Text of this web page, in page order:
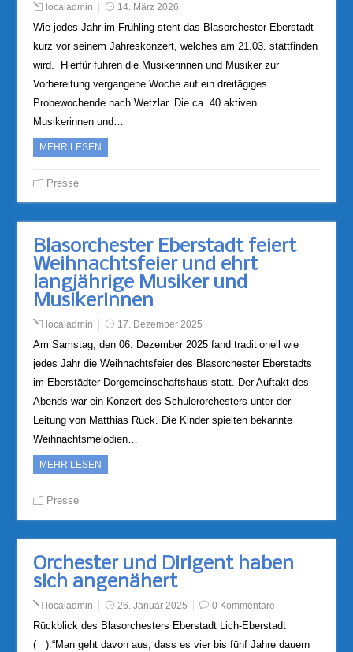
localadmin 14. März 2026
Wie jedes Jahr im Frühling steht das Blasorchester Eberstadt
kurz vor seinem Jahreskonzert, welches am 21.03. stattfinden
wird. Hierfür fuhren die Musikerinnen und Musiker zur
Vorbereitung vergangene Woche auf ein dreitägiges
Probewochende nach Wetzlar. Die ca. 40 aktiven
Musikerinnen und…
MEHR LESEN
Presse
Blasorchester Eberstadt feiert
Weihnachtsfeier und ehrt
langjährige Musiker und
Musikerinnen
localadmin 17. Dezember 2025
Am Samstag, den 06. Dezember 2025 fand traditionell wie
jedes Jahr die Weihnachtsfeier des Blasorchester Eberstadts
im Eberstädter Dorgemeinschaftshaus statt. Der Auftakt des
Abends war ein Konzert des Schülerorchesters unter der
Leitung von Matthias Rück. Die Kinder spielten bekannte
Weihnachtsmelodien…
MEHR LESEN
Presse
Orchester und Dirigent haben
sich angenähert
localadmin 26. Januar 2025 0 Kommentare
Rückblick des Blasorchesters Eberstadt Lich-Eberstadt
( ).“Man geht davon aus, dass es vier bis fünf Jahre dauern